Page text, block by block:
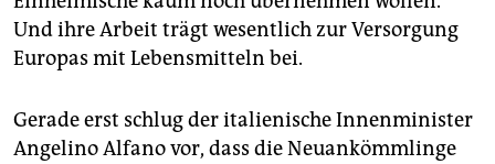
Und ihre Arbeit trägt wesentlich zur Versorgung
Europas mit Lebensmitteln bei.
Gerade erst schlug der italienische Innenminister
Angelino Alfano vor, dass die Neuankömmlinge